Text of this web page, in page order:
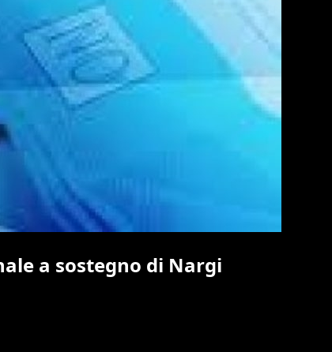
a sostegno di Nargi